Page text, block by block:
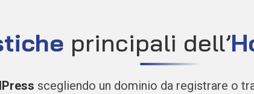
principali dell’
scegliendo un dominio da registrare o